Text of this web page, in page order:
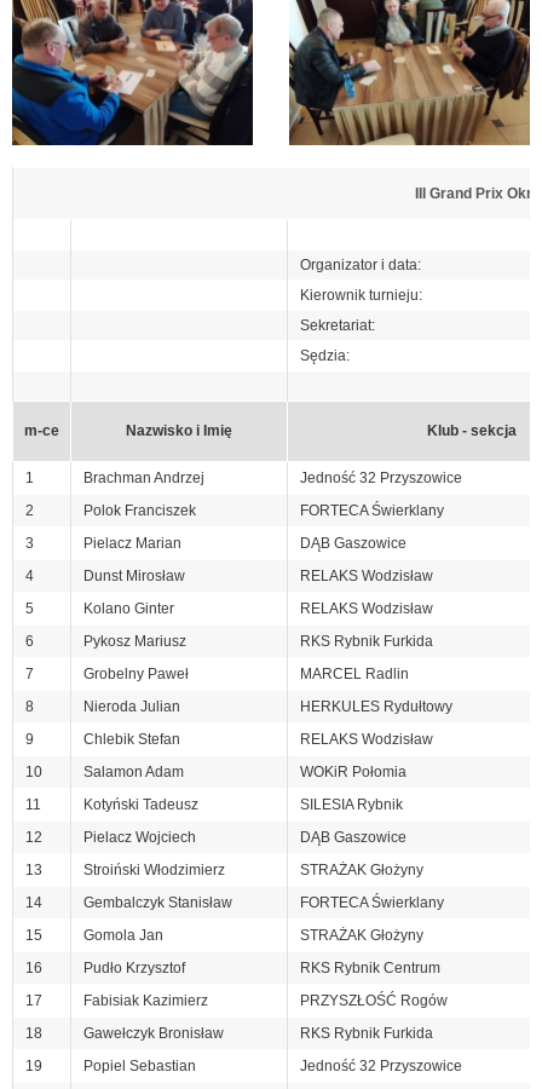
III Grand Prix
Organizator i data:
Kierownik turnieju:
Sekretariat:
Sędzia:
m-ce Nazwisko i Imię Klub - sekcja
1 Brachman Andrzej
Jedność 32 Przyszowice
2
Polok Franciszek
FORTECA Świerklany
3
Pielacz Marian
DĄB Gaszowice
4
Dunst Mirosław
RELAKS Wodzisław
5
Kolano Ginter
RELAKS Wodzisław
6
Pykosz Mariusz
RKS Rybnik Furkida
7
Grobelny Paweł
MARCEL Radlin
8
Nieroda Julian
HERKULES Rydułtowy
9
Chlebik Stefan
RELAKS Wodzisław
10
Salamon Adam
WOKiR Połomia
11
Kotyński Tadeusz
SILESIA Rybnik
12
Pielacz Wojciech
DĄB Gaszowice
13
Stroiński Włodzimierz
STRAŻAK Głożyny
14
Gembalczyk Stanisław
FORTECA Świerklany
15
Gomola Jan
STRAŻAK Głożyny
16
Pudło Krzysztof
RKS Rybnik Centrum
17
Fabisiak Kazimierz
PRZYSZŁOŚĆ Rogów
18
Gawełczyk Bronisław
RKS Rybnik Furkida
19
Popiel Sebastian
Jedność 32 Przyszowice